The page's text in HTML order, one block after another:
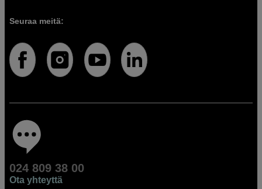
Seuraa meitä:
024 809 38 00
Ota yhteyttä